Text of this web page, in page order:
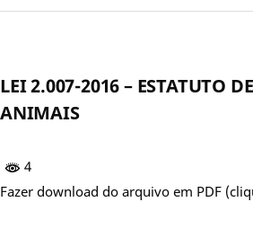
LEI 2.007-2016 – ESTATUTO
ANIMAIS
4
Fazer download do arquivo em PDF